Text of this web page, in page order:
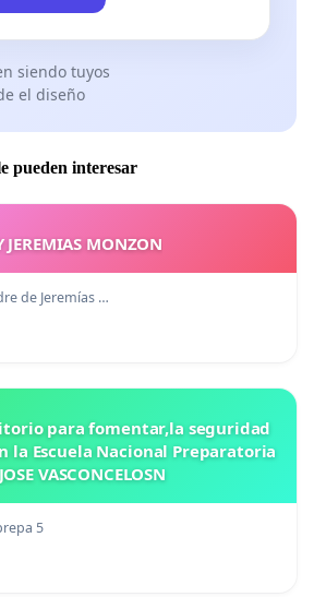
siendo tuyos
el diseño
pueden interesar
JEREMIAS MONZON
de Jeremías …
para fomentar,la seguridad
la Escuela Nacional Preparatoria
VASCONCELOSN
5